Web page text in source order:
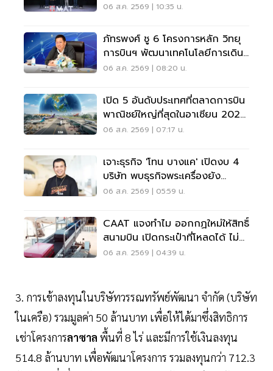
06 ส.ค. 2569 | 10:35 น.
ภัทรพงศ์ ชู 6 โครงการหลัก วิทยุ
การบินฯ พัฒนาเทคโนโลยีการเดิน
อากาศ การบินยุคใหม่
06 ส.ค. 2569 | 08:20 น.
เปิด 5 อันดับประเทศที่ตลาดการบิน
พาณิชย์ใหญ่ที่สุดในอาเซียน 2026
เวียดนามแซงไทยแล้ว
06 ส.ค. 2569 | 07:17 น.
เจาะธุรกิจ 'โทน บางแค' เปิดงบ 4
บริษัท พบธุรกิจพระเครื่องยัง
ขาดทุน
06 ส.ค. 2569 | 05:59 น.
CAAT แจงทำไม ออกกฏใหม่ให้สิทธิ์
สนามบิน เปิดกระเป๋าที่โหลดได้ ไม่
ต้องเรียกเจ้าของ
06 ส.ค. 2569 | 04:39 น.
3. การเข้าลงทุนในบริษัทวรรณทรัพย์พัฒนา จำกัด (บริษัท
ในเครือ) รวมมูลค่า 50 ล้านบาท เพื่อให้ได้มาซึ่งสิทธิการ
เช่าโครงการลาซาล พื้นที่ 8 ไร่ และมีการใช้เงินลงทุน
514.8 ล้านบาท เพื่อพัฒนาโครงการ รวมลงทุนกว่า 712.3